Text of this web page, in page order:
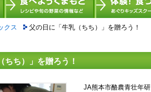
クス 父の日に「牛乳（ちち）」を贈ろう！
ちち）」を贈ろう！
JA熊本市酪農青壮年研